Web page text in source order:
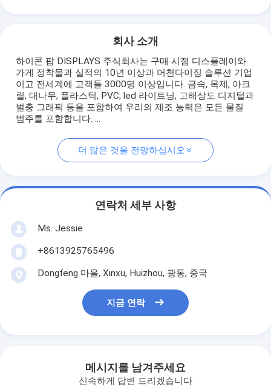
회사 소개
하이콘 팝 DISPLAYS 주식회사는 구매 시점 디스플레이와
가게 정착물과 실적의 10년 이상과 머천다이징 솔루션 기업
이고 전세계에 고객들 3000명 이상입니다. 금속, 목제, 아크
릴, 대나무, 플라스틱, PVC, led 라이트닝, 고해상도 디지털과
벌충 그래픽 등을 포함하여 우리의 제조 능력은 모든 물질
범주를 포함합니다. ...
더 많은 것을 전망하십시오
연락처 세부 사항
Ms. Jessie
+8613925765496
Dongfeng 마을, Xinxu, Huizhou, 광동, 중국
지금 연락
메시지를 남겨주세요
신속하게 답변 드리겠습니다